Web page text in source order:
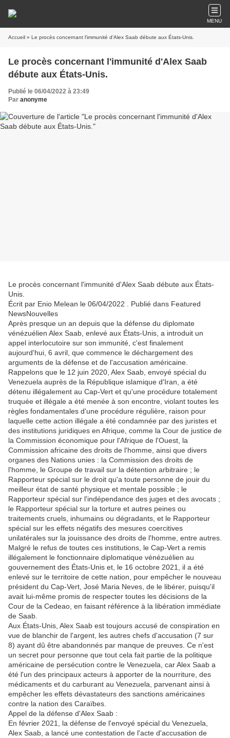
MENU
Accueil » Le procès concernant l'immunité d'Alex Saab débute aux États-Unis.
Le procès concernant l'immunité d'Alex Saab
débute aux États-Unis.
Publié le 06/04/2022 à 23:49
Par anonyme
Le procès concernant l'immunité d'Alex Saab débute aux États-
Unis.
Écrit par Enio Melean le 06/04/2022 . Publié dans Featured
NewsNouvelles
Après presque un an depuis que la défense du diplomate
vénézuélien Alex Saab, enlevé aux États-Unis, a introduit un
appel interlocutoire sur son immunité, c'est finalement
aujourd'hui, 6 avril, que commence le déchargement des
arguments de la défense et de l'accusation américaine.
Rappelons que le 12 juin 2020, Alex Saab, envoyé spécial du
Venezuela auprès de la République islamique d'Iran, a été
détenu illégalement au Cap-Vert et qu'une procédure totalement
truquée et illégale a été menée à son encontre, violant toutes les
règles fondamentales d'une procédure régulière, raison pour
laquelle cette action illégale a été condamnée par des juristes et
des institutions juridiques en Afrique, comme la Cour de justice de
la Commission économique pour l'Afrique de l'Ouest, la
Commission africaine des droits de l'homme, ainsi que divers
organes des Nations unies : la Commission des droits de
l'homme, le Groupe de travail sur la détention arbitraire ; le
Rapporteur spécial sur le droit qu'a toute personne de jouir du
meilleur état de santé physique et mentale possible ; le
Rapporteur spécial sur l'indépendance des juges et des avocats ;
le Rapporteur spécial sur la torture et autres peines ou
traitements cruels, inhumains ou dégradants, et le Rapporteur
spécial sur les effets négatifs des mesures coercitives
unilatérales sur la jouissance des droits de l'homme, entre autres.
Malgré le refus de toutes ces institutions, le Cap-Vert a remis
illégalement le fonctionnaire diplomatique vénézuélien au
gouvernement des États-Unis et, le 16 octobre 2021, il a été
enlevé sur le territoire de cette nation, pour empêcher le nouveau
président du Cap-Vert, José Maria Neves, de le libérer, puisqu'il
avait lui-même promis de respecter toutes les décisions de la
Cour de la Cedeao, en faisant référence à la libération immédiate
de Saab.
Aux États-Unis, Alex Saab est toujours accusé de conspiration en
vue de blanchir de l'argent, les autres chefs d'accusation (7 sur
8) ayant dû être abandonnés par manque de preuves. Ce n'est
un secret pour personne que tout cela fait partie de la politique
américaine de persécution contre le Venezuela, car Alex Saab a
été l'un des principaux acteurs à apporter de la nourriture, des
médicaments et du carburant au Venezuela, parvenant ainsi à
empêcher les effets dévastateurs des sanctions américaines
contre la nation des Caraïbes.
Appel de la défense d'Alex Saab :
En février 2021, la défense de l'envoyé spécial du Venezuela,
Alex Saab, a lancé une contestation de l'acte d'accusation de